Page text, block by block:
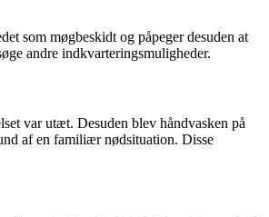
som møgbeskidt og påpeger desuden at
andre indkvarteringsmuligheder.
var utæt. Desuden blev håndvasken på
af en familiær nødsituation. Disse